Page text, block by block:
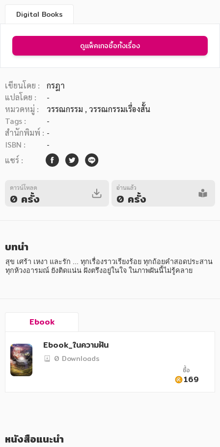
หมวดหมู่หนังสือ
หมวดหมู่ยอดนิยม
หนังสือออกใหม่ หนังสือยอดนิยม หนังสือเช่า
หมวดหมู่หนังสือ
สังคม วัฒนธรรม การปกครอง ศาสนาและปรัชญา
กฎหมาย สัญญา ภาษี
การเงิน การลงทุน บริหาร
วรรณกรรม
Digital Books
ดูแพ็คเกจซื้อทั้งเรื่อง
เขียนโดย :
กรฎา
แปลโดย :
-
หมวดหมู่ :
วรรณกรรม , วรรณกรรมเรื่องสั้น
Tags :
-
สำนักพิมพ์ : -
ISBN :
-
แชร์ :
ดาวน์โหลด
0 ครั้ง
อ่านแล้ว
0 ครั้ง
บทนำ
สุข เศร้า เหงา และรัก ... ทุกเรื่องราวเรียงร้อย ทุกถ้อยคำสอดประสาน
ทุกห้วงอารมณ์ ยังติดแน่น ฝังตรึงอยู่ในใจ ในภาพฝันนี้ไม่รู้คลาย
Ebook
Ebook_ในความฝัน
0 Downloads
ซื้อ
169
หนังสือแนะนำ